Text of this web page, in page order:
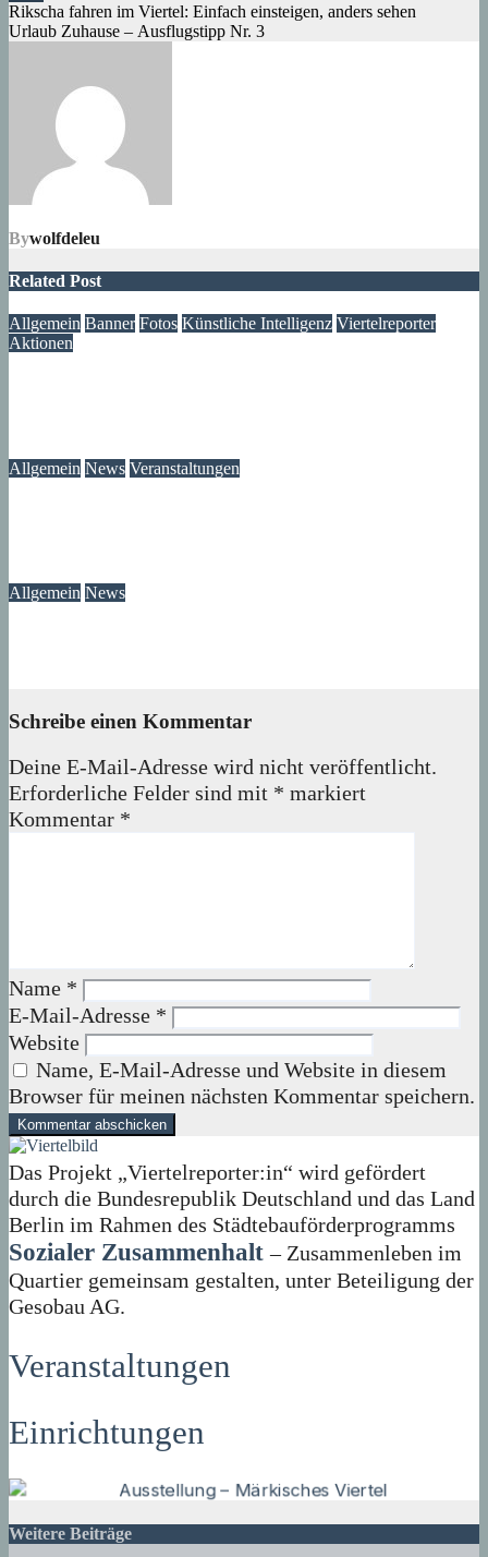
Teilen
Beitragsnavigation
Rikscha fahren im Viertel: Einfach einsteigen, anders sehen
Urlaub Zuhause – Ausflugstipp Nr. 3
Bywolfdeleu
Related Post
Allgemein Banner Fotos Künstliche Intelligenz Viertelreporter
Aktionen
Allgemein News Veranstaltungen
Allgemein News
Schreibe einen Kommentar
Deine E-Mail-Adresse wird nicht veröffentlicht.
Erforderliche Felder sind mit * markiert
Kommentar *
Name *
E-Mail-Adresse *
Website
Name, E-Mail-Adresse und Website in diesem
Browser für meinen nächsten Kommentar speichern.
Das Projekt „Viertelreporter:in“ wird gefördert
durch die Bundesrepublik Deutschland und das Land
Berlin im Rahmen des Städtebauförderprogramms
Sozialer Zusammenhalt – Zusammenleben im
Quartier gemeinsam gestalten, unter Beteiligung der
Gesobau AG.
Veranstaltungen
Einrichtungen
Weitere Beiträge